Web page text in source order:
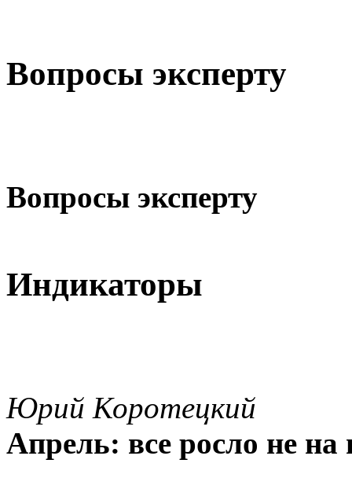
Вопросы эксперту
Вопросы эксперту
Индикаторы
Юрий Коротецкий
Апрель: все росло не